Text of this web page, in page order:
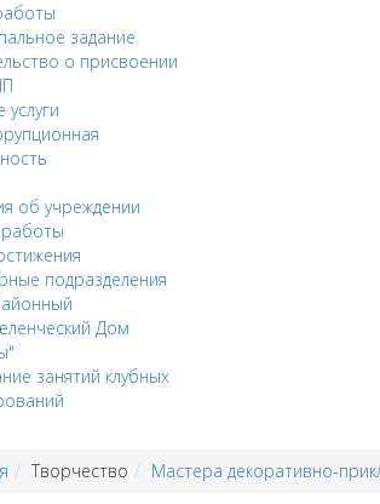
задание
о присвоении
услуги
об учреждении
подразделения
Дом
занятий клубных
Творчество Мастера декоративно-